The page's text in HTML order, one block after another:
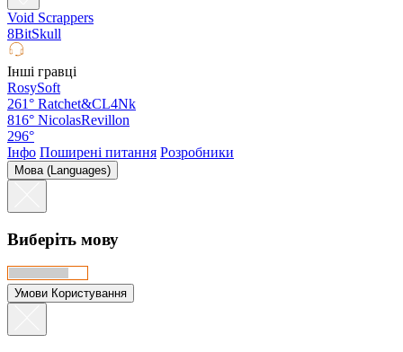
Void Scrappers
8BitSkull
Інші гравці
RosySoft
261° Ratchet&CL4Nk
816° NicolasRevillon
296°
Інфо Поширені питання Розробники
Мова (Languages)
Виберіть мову
Умови Користування